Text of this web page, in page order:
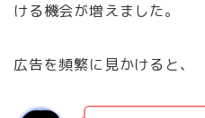
ける機会が増えました。
広告を頻繁に見かけると、